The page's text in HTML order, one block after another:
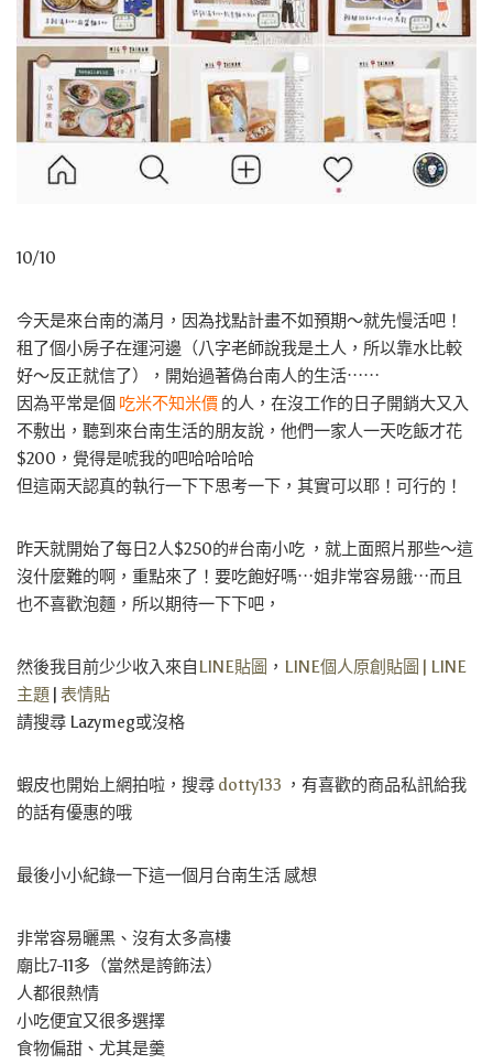
10/10
今天是來台南的滿月，因為找點計畫不如預期～就先慢活吧！
租了個小房子在運河邊（八字老師說我是土人，所以靠水比較
好～反正就信了），開始過著偽台南人的生活⋯⋯
因為平常是個 吃米不知米價 的人，在沒工作的日子開銷大又入
不敷出，聽到來台南生活的朋友說，他們一家人一天吃飯才花
$200，覺得是唬我的吧哈哈哈哈
但這兩天認真的執行一下下思考一下，其實可以耶！可行的！
昨天就開始了每日2人$250的#台南小吃 ，就上面照片那些～這
沒什麼難的啊，重點來了！要吃飽好嗎⋯姐非常容易餓⋯而且
也不喜歡泡麵，所以期待一下下吧，
然後我目前少少收入來自LINE貼圖 ， LINE個人原創貼圖 | LINE
主題 | 表情貼
請搜尋 Lazymeg或沒格
蝦皮也開始上網拍啦，搜尋 dotty133 ，有喜歡的商品私訊給我
的話有優惠的哦
最後小小紀錄一下這一個月台南生活 感想
非常容易曬黑、沒有太多高樓
廟比7-11多（當然是誇飾法）
人都很熱情
小吃便宜又很多選擇
食物偏甜、尤其是羹